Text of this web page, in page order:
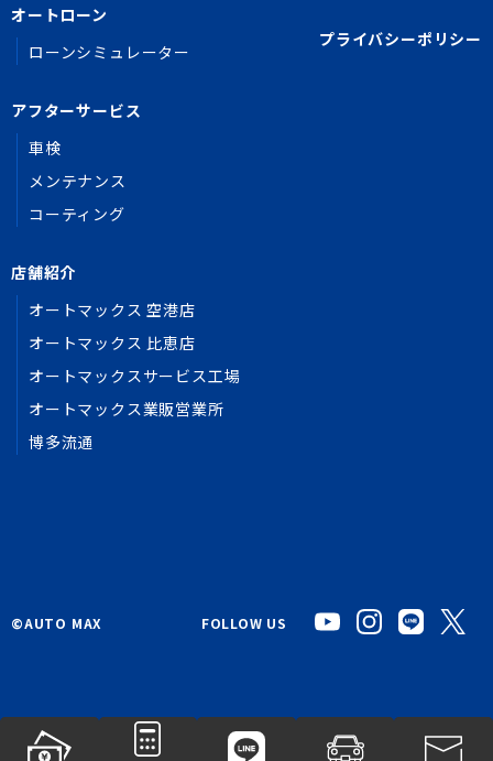
オートローン
ローンシミュレーター
アフターサービス
車検
メンテナンス
コーティング
店舗紹介
オートマックス 空港店
オートマックス 比恵店
オートマックスサービス工場
オートマックス業販営業所
博多流通
プライバシーポリシー
©︎AUTO MAX FOLLOW US